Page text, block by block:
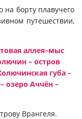
на борту плавучего
путешествии,
аллея–мыс
– остров
губа –
озеро Аччён –
Врангеля.